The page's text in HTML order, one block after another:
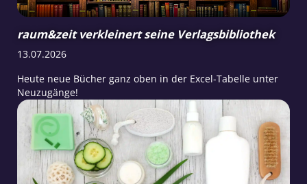
raum&zeit verkleinert seine Verlagsbibliothek
13.07.2026
Heute neue Bücher ganz oben in der Excel-Tabelle unter
Neuzugänge!